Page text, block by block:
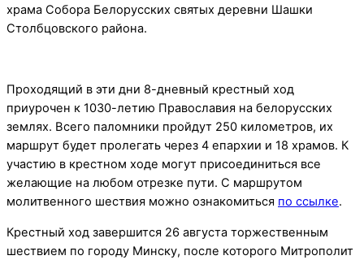
храма Собора Белорусских святых деревни Шашки
Столбцовского района.
Проходящий в эти дни 8-дневный крестный ход
приурочен к 1030-летию Православия на белорусских
землях. Всего паломники пройдут 250 километров, их
маршрут будет пролегать через 4 епархии и 18 храмов. К
участию в крестном ходе могут присоединиться все
желающие на любом отрезке пути. С маршрутом
молитвенного шествия можно ознакомиться по ссылке.
Крестный ход завершится 26 августа торжественным
шествием по городу Минску, после которого Митрополит